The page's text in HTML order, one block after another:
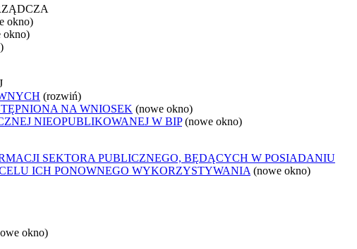
okno)
okno)
(rozwiń)
NA WNIOSEK (nowe okno)
NIEOPUBLIKOWANEJ W BIP (nowe okno)
SEKTORA PUBLICZNEGO, BĘDĄCYCH W POSIADANIU
ICH PONOWNEGO WYKORZYSTYWANIA (nowe okno)
okno)